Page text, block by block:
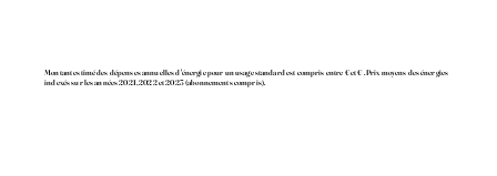
Montant estimé des dépenses annuelles d'énergie pour un usage standard est compris entre € et € . Prix moyens des énergies
indexés sur les années 2021, 2022 et 2023 (abonnements compris).